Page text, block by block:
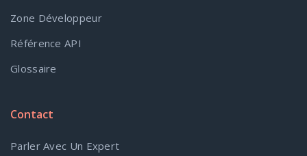
Zone Développeur
Référence API
Glossaire
Contact
Parler Avec Un Expert